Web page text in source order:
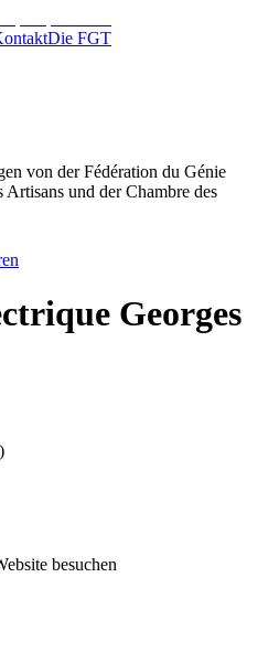
Die FGT
von der Fédération du Génie
Artisans und der Chambre des
Georges
besuchen